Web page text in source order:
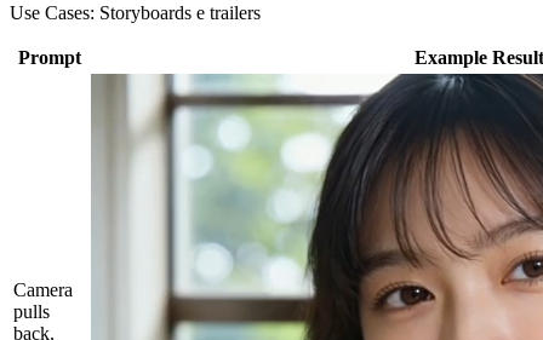
Use Cases: Storyboards e trailers
Prompt Example Result
Camera
pulls
back,